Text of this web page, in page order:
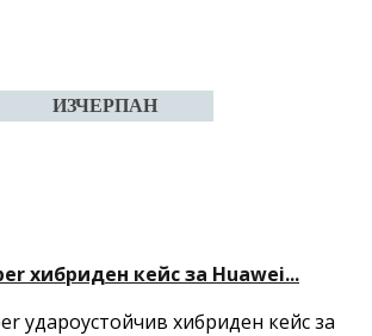
хибриден кейс за Huawei...
удароустойчив хибриден кейс за